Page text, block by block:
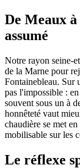
De Meaux
assumé
Notre rayon seine-
de la Marne pour
Fontainebleau. Sur
pas l'impossible :
souvent sous un à
honnêteté vaut
chaudière se met
mobilisable sur les
Le réflexe